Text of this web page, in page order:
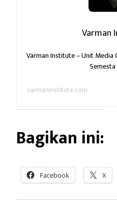
Varman
Varman Institute – Unit Media
Semesta
varmaninstitute.com
Bagikan ini:
Facebook X